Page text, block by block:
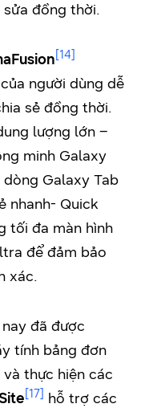
đồng thời.
[14]
người dùng dễ
sẻ đồng thời.
lượng lớn –
minh Galaxy
Galaxy Tab
nhanh- Quick
tối đa màn hình
để đảm bảo
xác.
nay đã được
tính bảng đơn
thực hiện các
[17] hỗ trợ các